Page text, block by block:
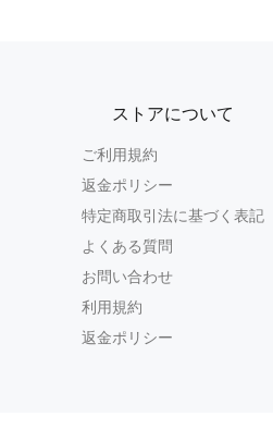
ストアについて
ご利用規約
返金ポリシー
特定商取引法に基づく表記
よくある質問
お問い合わせ
利用規約
返金ポリシー